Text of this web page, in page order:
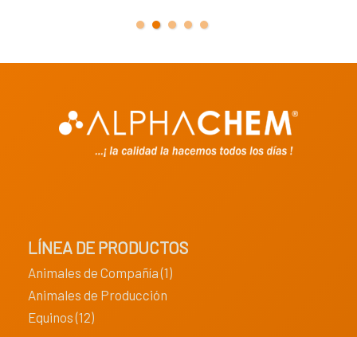
LÍNEA DE PRODUCTOS
Animales de Compañía (1)
Animales de Producción
Equinos (12)